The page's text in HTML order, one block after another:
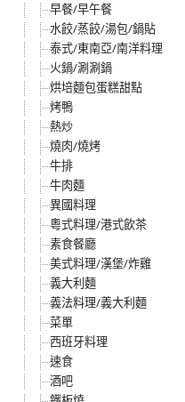
早餐/早午餐
水餃/蒸餃/湯包/鍋貼
泰式/東南亞/南洋料理
火鍋/涮涮鍋
烘培麵包蛋糕甜點
烤鴨
熱炒
燒肉/燒烤
牛排
牛肉麵
異國料理
粵式料理/港式飲茶
素食餐廳
美式料理/漢堡/炸雞
義大利麵
義法料理/義大利麵
菜單
西班牙料理
速食
酒吧